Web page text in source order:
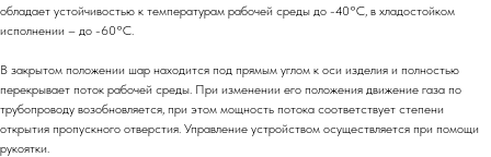
обладает устойчивостью к температурам рабочей среды до -40°C, в хладостойком
исполнении – до -60°C.
В закрытом положении шар находится под прямым углом к оси изделия и полностью
перекрывает поток рабочей среды. При изменении его положения движение газа по
трубопроводу возобновляется, при этом мощность потока соответствует степени
открытия пропускного отверстия. Управление устройством осуществляется при помощи
рукоятки.